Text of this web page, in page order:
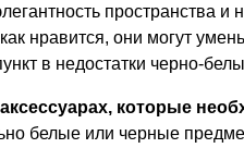
пространства
нравится, они могут
в недостатки черно-
которые
белые или черные